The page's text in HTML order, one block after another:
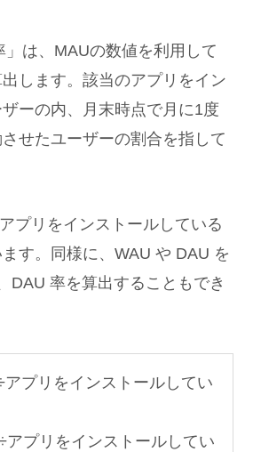
は、MAUの数値を利用して
します。該当のアプリをイン
ーの内、月末時点で月に1度
せたユーザーの割合を指して
プリをインストールしている
す。同様に、WAU や DAU を
DAU 率を算出することもでき
プリをインストールしてい
アプリをインストールしてい